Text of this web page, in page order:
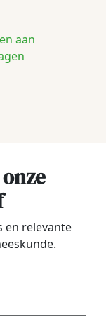
aan
en relevante